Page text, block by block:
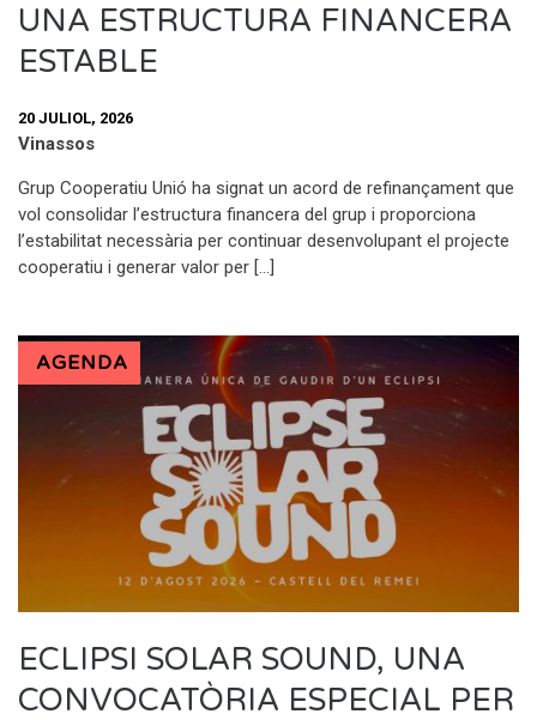
UNA ESTRUCTURA FINANCERA
ESTABLE
20 JULIOL, 2026
Vinassos
Grup Cooperatiu Unió ha signat un acord de refinançament que
vol consolidar l’estructura financera del grup i proporciona
l’estabilitat necessària per continuar desenvolupant el projecte
cooperatiu i generar valor per […]
AGENDA
ECLIPSI SOLAR SOUND, UNA
CONVOCATÒRIA ESPECIAL PER